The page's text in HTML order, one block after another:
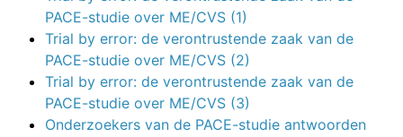
PACE-studie over ME/CVS (1)
Trial by error: de verontrustende zaak van de
PACE-studie over ME/CVS (2)
Trial by error: de verontrustende zaak van de
PACE-studie over ME/CVS (3)
Onderzoekers van de PACE-studie antwoorden